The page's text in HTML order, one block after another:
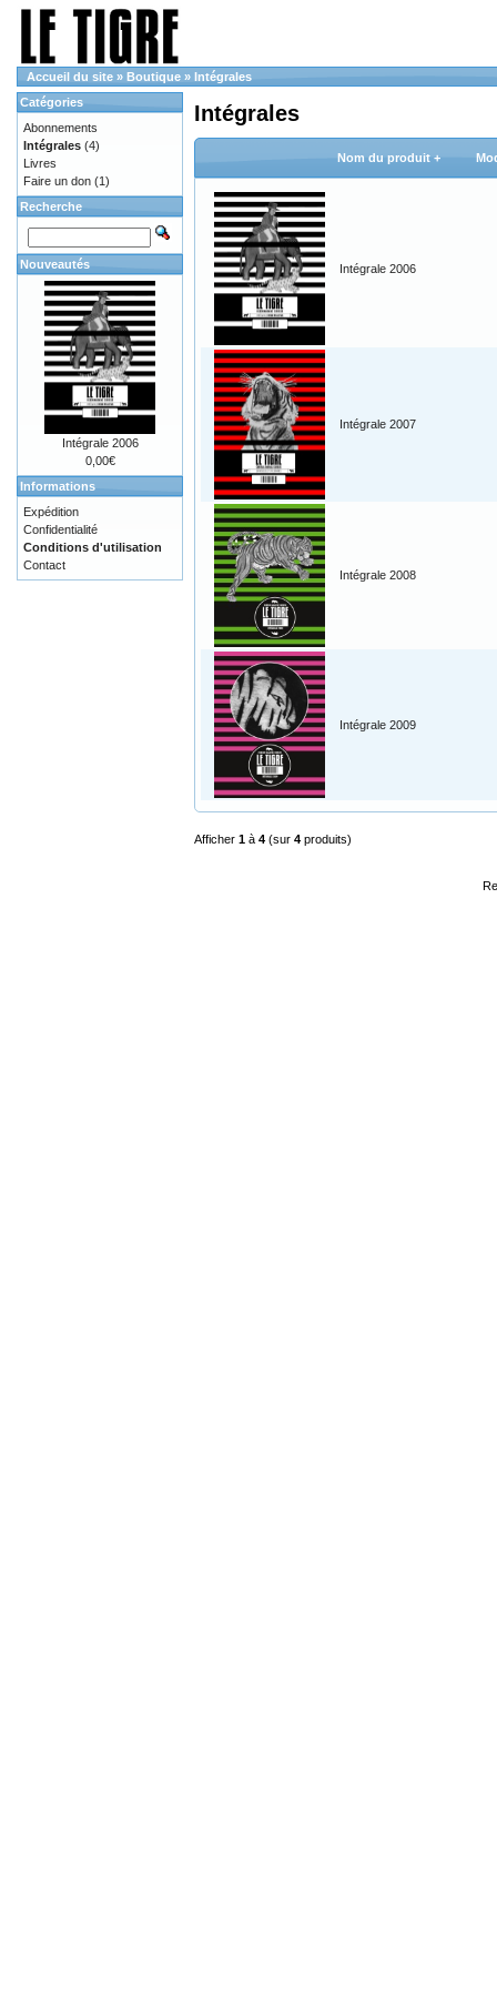
Accueil du site » Boutique » Intégrales
Intégrales
Nom du produit +
Intégrale 2006
Intégrale 2007
Intégrale 2008
Intégrale 2009
Afficher 1 à 4 (sur 4 produits)
Catégories
Abonnements
Intégrales (4)
Livres
Faire un don (1)
Recherche
Nouveautés
Intégrale 2006
0,00€
Informations
Expédition
Confidentialité
Conditions d'utilisation
Contact